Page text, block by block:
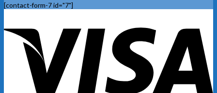
[contact-form-7 id="7"]